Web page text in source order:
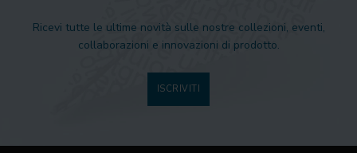
Ricevi tutte le ultime novità sulle nostre collezioni, eventi,
collaborazioni e innovazioni di prodotto.
ISCRIVITI